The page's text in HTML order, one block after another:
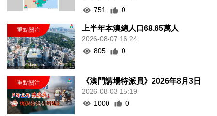
751
0
上半年本澳總人口68.65萬人
2026-08-07 16:24
805
0
《澳門講場特派員》2026年8月3日
2026-08-03 15:19
1000
0